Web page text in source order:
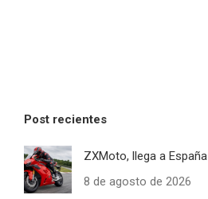
Post recientes
ZXMoto, llega a España
8 de agosto de 2026